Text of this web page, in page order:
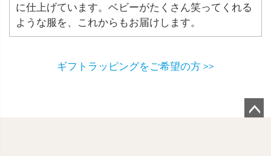
に仕上げています。ベビーがたくさん笑ってくれる
ような服を、これからもお届けします。
ギフトラッピングをご希望の方 >>